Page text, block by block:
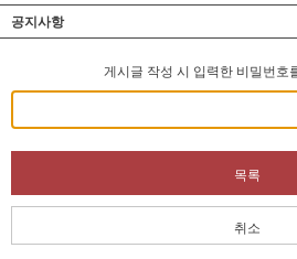
공지사항
게시글 작성 시 입력한 비밀번호
목록
취소